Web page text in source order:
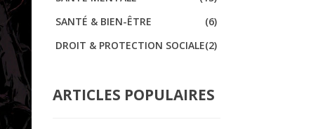
SANTÉ & BIEN-ÊTRE
(6)
DROIT & PROTECTION SOCIALE(2)
ARTICLES POPULAIRES